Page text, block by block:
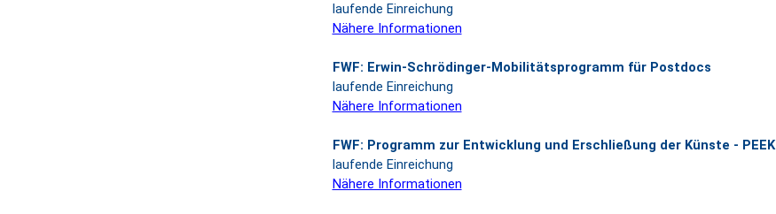
laufende Einreichung
Nähere Informationen
FWF: Erwin-Schrödinger-Mobilitätsprogramm für Postdocs
laufende Einreichung
Nähere Informationen
FWF: Programm zur Entwicklung und Erschließung der Künste - PEEK
laufende Einreichung
Nähere Informationen